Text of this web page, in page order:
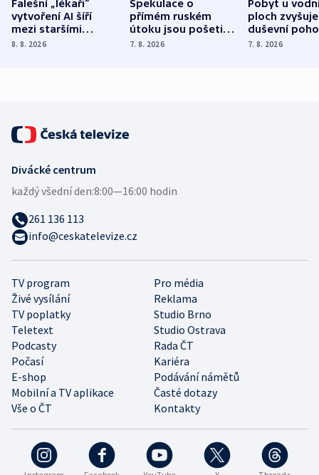
Falešní „lékaři“
vytvoření AI šíří
mezi staršími
Poláky nebezpečné
8. 8. 2026
Spekulace o
přímém ruském
útoku jsou pošetilé,
míní estonský
7. 8. 2026
Pobyt u
ploch zvyšuje
duševní
ukázala
7. 8. 2026
TV program
Pro média
Živé vysílání
Reklama
TV poplatky
Studio Brno
Teletext
Studio Ostrava
Podcasty
Rada ČT
Počasí
Kariéra
E-shop
Podávání námětů
Mobilní a TV aplikace
Časté dotazy
Vše o ČT
Kontakty
Divácké centrum
každý všední den:8:00—16:00 hodin
261 136 113
info@ceskatelevize.cz